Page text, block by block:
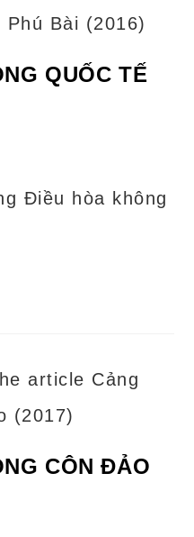
QUỐC TẾ
Điều hòa không
CÔN ĐẢO